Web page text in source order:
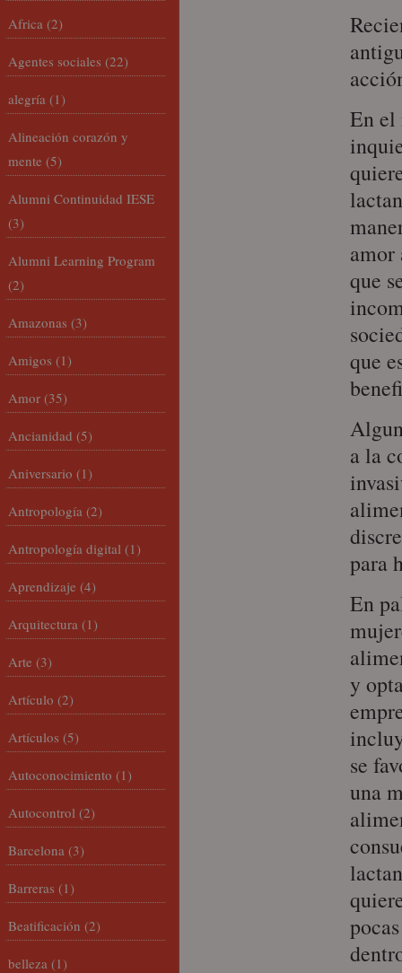
En el
amor
que
que
a la
para
En
y
se
una
Africa (2)
Agentes sociales (22)
alegría (1)
Alineación corazón y
mente (5)
Alumni Continuidad IESE
(3)
Alumni Learning Program
(2)
Amazonas (3)
Amigos (1)
Amor (35)
Ancianidad (5)
Aniversario (1)
Antropología (2)
Antropología digital (1)
Aprendizaje (4)
Arquitectura (1)
Arte (3)
Artículo (2)
Artículos (5)
Autoconocimiento (1)
Autocontrol (2)
Barcelona (3)
Barreras (1)
Beatificación (2)
belleza (1)